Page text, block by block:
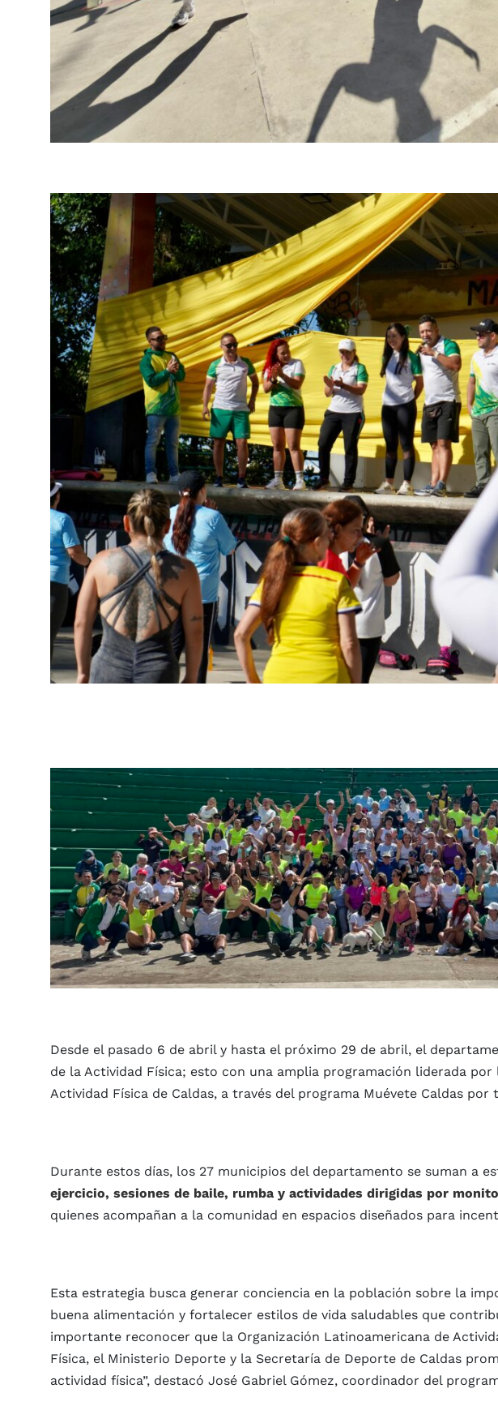
Desde el pasado 6 de abril y hasta el próximo 29 de abril, el
de la Actividad Física; esto con una amplia programación liderada
Actividad Física de Caldas, a través del programa Muévete Caldas por
Durante estos días, los 27 municipios del departamento se suman a
ejercicio, sesiones de baile, rumba y actividades dirigidas por
quienes acompañan a la comunidad en espacios diseñados para
Esta estrategia busca generar conciencia en la población sobre la
buena alimentación y fortalecer estilos de vida saludables que
importante reconocer que la Organización Latinoamericana de
Física, el Ministerio Deporte y la Secretaría de Deporte de Caldas
actividad física”, destacó José Gabriel Gómez, coordinador del